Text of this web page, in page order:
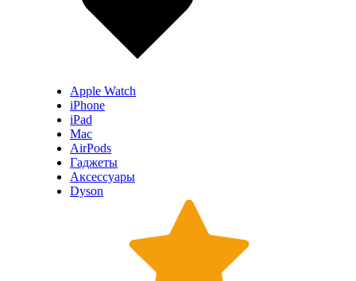
Apple Watch
iPhone
iPad
Mac
AirPods
Гаджеты
Аксессуары
Dyson